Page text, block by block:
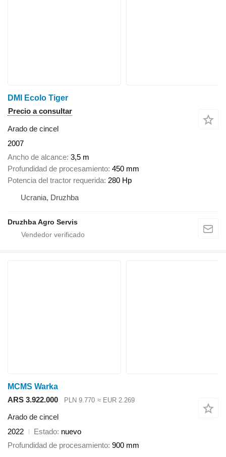
DMI Ecolo Tiger
Precio a consultar
Arado de cincel
2007
Ancho de alcance 3,5 m
Profundidad de procesamiento 450 mm
Potencia del tractor requerida 280 Hp
Ucrania, Druzhba
Druzhba Agro Servis
MCMS Warka
ARS 3.922.000
PLN 9.770 ≈ EUR 2.269
Arado de cincel
2022
Estado nuevo
Profundidad de procesamiento 900 mm